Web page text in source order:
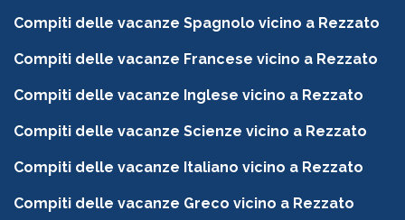
Compiti delle vacanze Spagnolo vicino a Rezzato
Compiti delle vacanze Francese vicino a Rezzato
Compiti delle vacanze Inglese vicino a Rezzato
Compiti delle vacanze Scienze vicino a Rezzato
Compiti delle vacanze Italiano vicino a Rezzato
Compiti delle vacanze Greco vicino a Rezzato